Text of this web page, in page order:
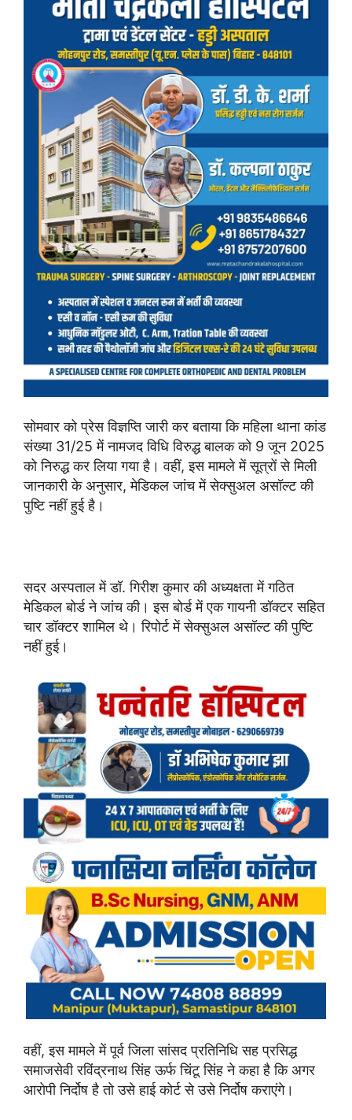
सोमवार को प्रेस विज्ञप्ति जारी कर बताया कि महिला थाना कांड
संख्या 31/25 में नामजद विधि विरुद्ध बालक को 9 जून 2025
को निरुद्ध कर लिया गया है। वहीं, इस मामले में सूत्रों से मिली
जानकारी के अनुसार, मेडिकल जांच में सेक्सुअल असॉल्ट की
पुष्टि नहीं हुई है।
सदर अस्पताल में डॉ. गिरीश कुमार की अध्यक्षता में गठित
मेडिकल बोर्ड ने जांच की। इस बोर्ड में एक गायनी डॉक्टर सहित
चार डॉक्टर शामिल थे। रिपोर्ट में सेक्सुअल असॉल्ट की पुष्टि
नहीं हुई।
वहीं, इस मामले में पूर्व जिला सांसद प्रतिनिधि सह प्रसिद्ध
समाजसेवी रविंद्रनाथ सिंह ऊर्फ चिंटू सिंह ने कहा है कि अगर
आरोपी निर्दोष है तो उसे हाई कोर्ट से उसे निर्दोष कराएंगे।